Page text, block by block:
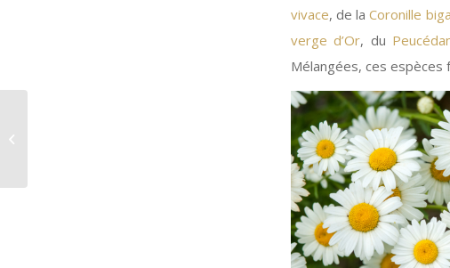
vivace, de laCoronille
verge d’Or, du
Mélangées, ces